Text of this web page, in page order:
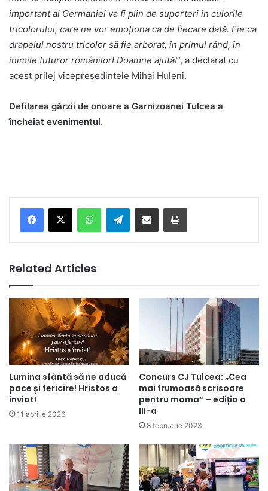
important al Germaniei va fi plin de suporteri în culorile
tricolorului, care ne vor emoționa ca de fiecare dată. Fie ca
drapelul nostru tricolor să fie arborat, în primul rând, în
inimile tuturor românilor! Doamne ajută!”, a declarat cu
acest prilej vicepreședintele Mihai Huleni.
Defilarea gărzii de onoare a Garnizoanei Tulcea a
încheiat evenimentul.
Telegram
Related Articles
Lumina sfântă să ne aducă
pace și fericire! Hristos a
înviat!
11 aprilie 2026
Concurs CJ Tulcea: „Cea
mai frumoasă scrisoare
pentru mama“ – ediția a
III-a
8 februarie 2023